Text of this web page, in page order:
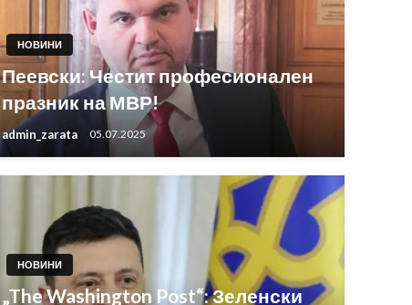
НОВИНИ
Пеевски: Честит професионален
празник на МВР!
admin_zarata 05.07.2025
НОВИНИ
„The Washington Post“: Зеленски